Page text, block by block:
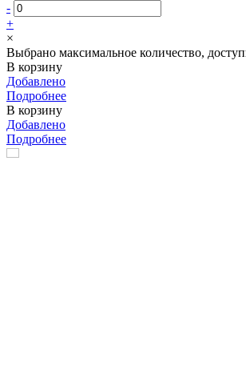
-
+
×
Выбрано максимальное количество,
В корзину
Добавлено
Подробнее
В корзину
Добавлено
Подробнее